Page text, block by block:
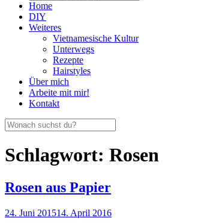
Home
DIY
Weiteres
Vietnamesische Kultur
Unterwegs
Rezepte
Hairstyles
Über mich
Arbeite mit mir!
Kontakt
Schlagwort: Rosen
Rosen aus Papier
24. Juni 201514. April 2016